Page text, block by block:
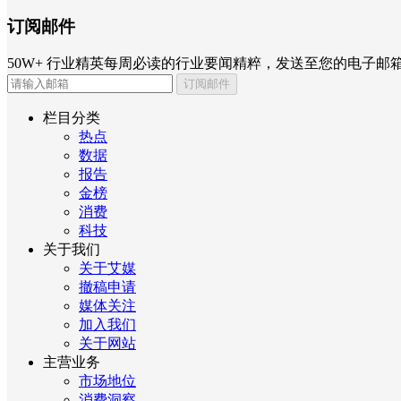
订阅邮件
50W+ 行业精英每周必读的行业要闻精粹，发送至您的电子邮
订阅邮件
栏目分类
热点
数据
报告
金榜
消费
科技
关于我们
关于艾媒
撤稿申请
媒体关注
加入我们
关于网站
主营业务
市场地位